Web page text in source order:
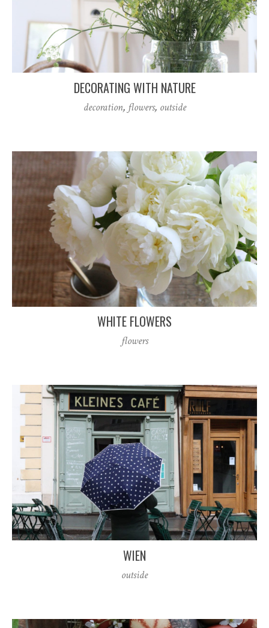
DECORATING WITH NATURE
decoration, flowers, outside
WHITE FLOWERS
flowers
WIEN
outside